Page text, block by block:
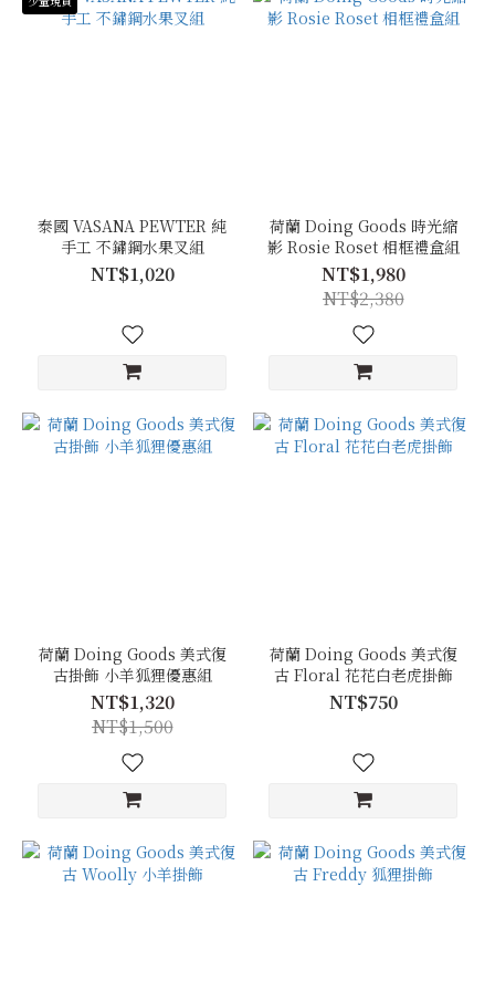
泰國 VASANA PEWTER 純
手工 不鏽鋼水果叉組
NT$1,020
荷蘭 Doing Goods 時光縮
影 Rosie Roset 相框禮盒組
NT$1,980
NT$2,380
荷蘭 Doing Goods 美式復
古掛飾 小羊狐狸優惠組
NT$1,320
NT$1,500
荷蘭 Doing Goods 美式復
古 Floral 花花白老虎掛飾
NT$750